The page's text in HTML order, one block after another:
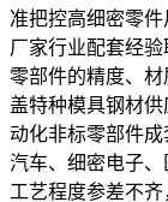
准把控高细密零
厂家行业配套经
零部件的精度、
盖特种模具钢材
动化非标零部件
汽车、细密电子
工艺程度参差不